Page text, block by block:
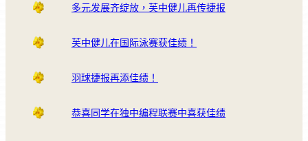
多元发展齐绽放，芙中健儿再传捷报
芙中健儿在国际泳赛获佳绩！
羽球捷报再添佳绩！
恭喜同学在独中编程联赛中喜获佳绩